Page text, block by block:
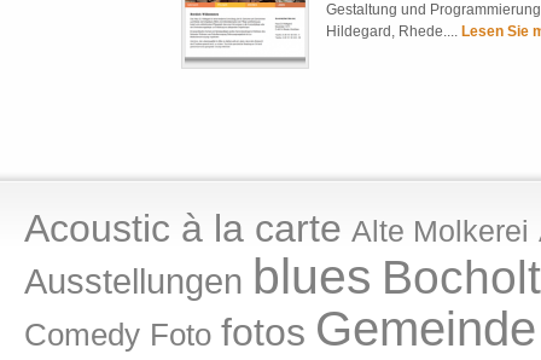
Gestaltung und
Hildegard, Rhede.... Lesen Sie
Acoustic à la carte Alte Molkerei
Ausstellungen blues Bocholt
Comedy Foto fotos